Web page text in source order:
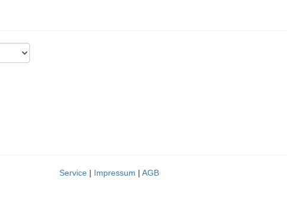
Service | Impressum | AGB